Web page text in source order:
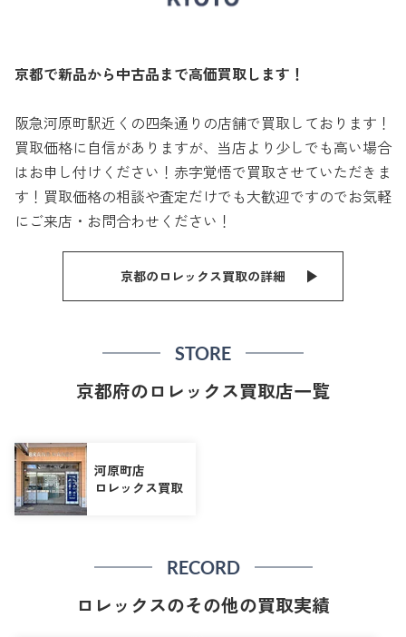
京都で新品から中古品まで高価買取します！
阪急河原町駅近くの四条通りの店舗で買取しております！
買取価格に自信がありますが、当店より少しでも高い場合
はお申し付けください！赤字覚悟で買取させていただきま
す！買取価格の相談や査定だけでも大歓迎ですのでお気軽
にご来店・お問合わせください！
京都のロレックス買取の詳細
STORE
京都府のロレックス買取店一覧
河原町店
ロレックス買取
RECORD
ロレックスのその他の買取実績